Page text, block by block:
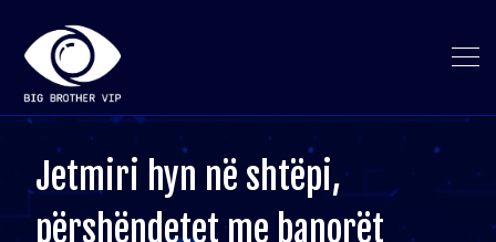
Jetmiri hyn në shtëpi,
përshëndetet me banorët